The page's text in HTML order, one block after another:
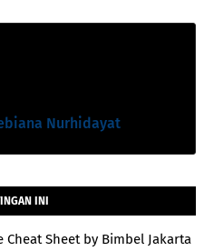
Nurhidayat
INI
Cheat Sheet by Bimbel Jakarta